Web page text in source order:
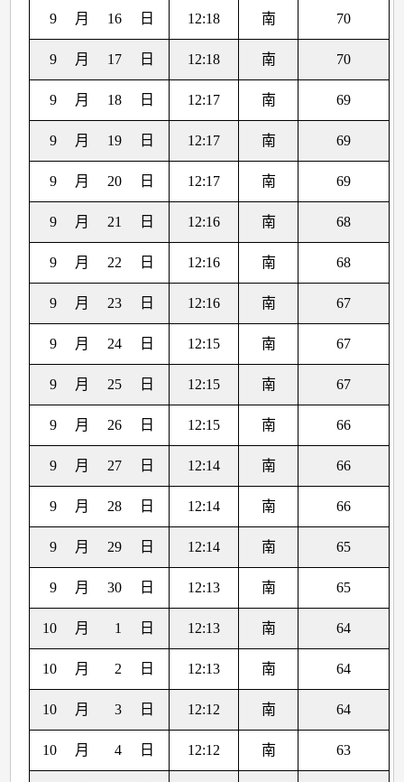
9 月 16 日 12:18 南 70
9 月 17 日 12:18 南 70
9 月 18 日 12:17 南 69
9 月 19 日 12:17 南 69
9 月 20 日 12:17 南 69
9 月 21 日 12:16 南 68
9 月 22 日 12:16 南 68
9 月 23 日 12:16 南 67
9 月 24 日 12:15 南 67
9 月 25 日 12:15 南 67
9 月 26 日 12:15 南 66
9 月 27 日 12:14 南 66
9 月 28 日 12:14 南 66
9 月 29 日 12:14 南 65
9 月 30 日 12:13 南 65
10 月 1 日 12:13 南 64
10 月 2 日 12:13 南 64
10 月 3 日 12:12 南 64
10 月 4 日 12:12 南 63